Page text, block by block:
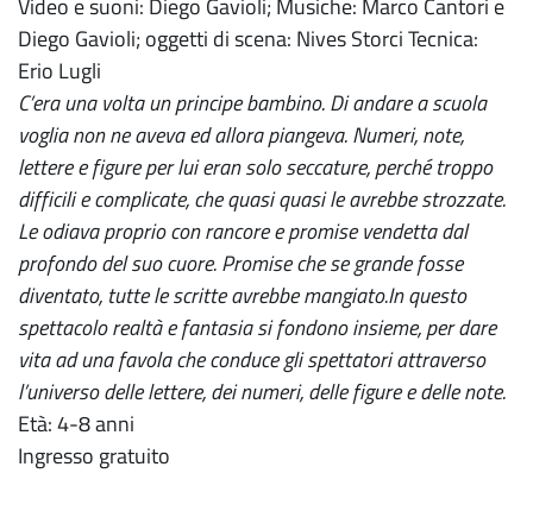
Video e suoni: Diego Gavioli; Musiche: Marco Cantori e
Diego Gavioli; oggetti di scena: Nives Storci Tecnica:
Erio Lugli
C’era una volta un principe bambino. Di andare a scuola
voglia non ne aveva ed allora piangeva. Numeri, note,
lettere e figure per lui eran solo seccature, perché troppo
difficili e complicate, che quasi quasi le avrebbe strozzate.
Le odiava proprio con rancore e promise vendetta dal
profondo del suo cuore. Promise che se grande fosse
diventato, tutte le scritte avrebbe mangiato.In questo
spettacolo realtà e fantasia si fondono insieme, per dare
vita ad una favola che conduce gli spettatori attraverso
l’universo delle lettere, dei numeri, delle figure e delle note.
Età: 4-8 anni
Ingresso gratuito